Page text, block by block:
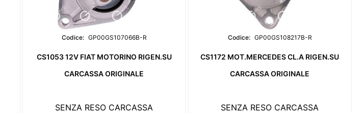
Codice: GP00GS107066B-R
CS1053 12V FIAT MOTORINO RIGEN.SU
CARCASSA ORIGINALE
SENZA RESO CARCASSA
Codice: GP00GS108217B-R
CS1172 MOT.MERCEDES CL.A RIGEN.SU
CARCASSA ORIGINALE
SENZA RESO CARCASSA